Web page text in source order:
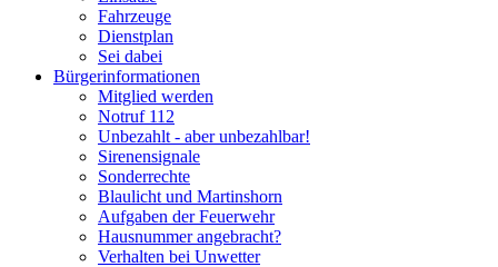
Fahrzeuge
Dienstplan
Sei dabei
Bürgerinformationen
Mitglied werden
Notruf 112
Unbezahlt - aber unbezahlbar!
Sirenensignale
Sonderrechte
Blaulicht und Martinshorn
Aufgaben der Feuerwehr
Hausnummer angebracht?
Verhalten bei Unwetter